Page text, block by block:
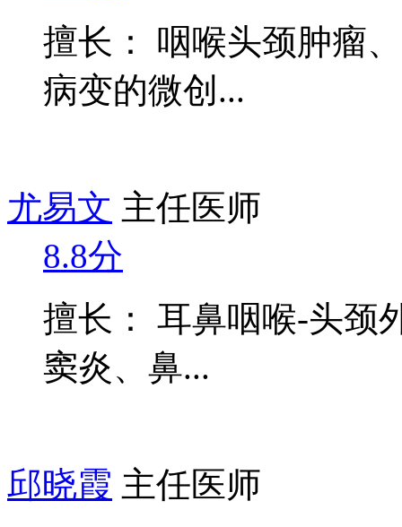
擅长： 咽喉头颈肿瘤
病变的微创...
尤易文 主任医师
8.8分
擅长： 耳鼻咽喉-头颈
窦炎、鼻...
邱晓霞 主任医师